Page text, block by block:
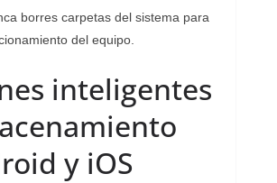
borres carpetas del sistema para
del equipo.
inteligentes
y iOS